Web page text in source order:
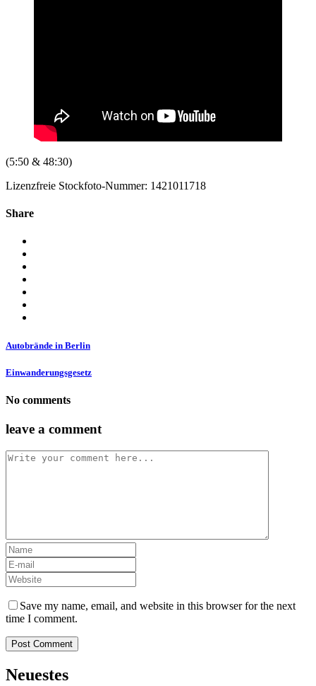
(5:50 & 48:30)
Lizenzfreie Stockfoto-Nummer: 1421011718
Share
Autobrände in Berlin
Einwanderungsgesetz
No comments
leave a comment
Save my name, email, and website in this browser for the next
time I comment.
Neuestes